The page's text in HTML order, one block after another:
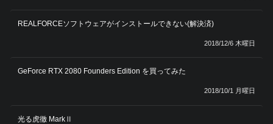
REALFORCEソフトウェアがインストールできない(解決済)
2018/12/6 木曜日
GeForce RTX 2080 Founders Edition を買ってみた
2018/10/1 月曜日
光る虎徹 MarkⅡ